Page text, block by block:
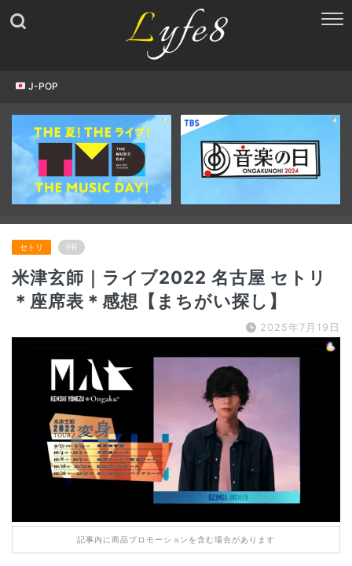
J-POP
セトリ PR
米津玄師｜ライブ2022 名古屋 セトリ
＊座席表＊感想【まちがい探し】
2025年7月19日
記事内に商品プロモーションを含む場合があります